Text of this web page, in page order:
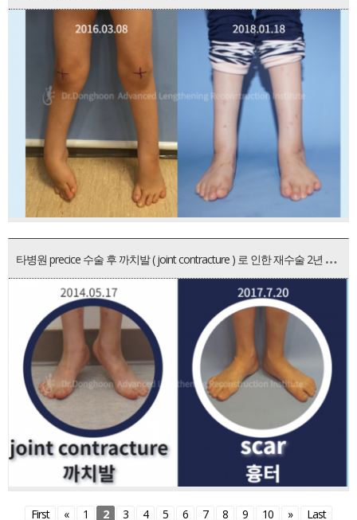
타
병원 precice 수술 후 까치발 ( joint contracture ) 로 인한 재수술 2년 경과
First « 1 2 3 4 5 6 7 8 9 10 » Last